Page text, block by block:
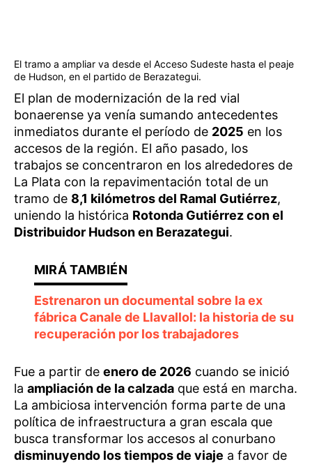
El tramo a ampliar va desde el Acceso Sudeste hasta el peaje
de Hudson, en el partido de Berazategui.
El plan de modernización de la red vial
bonaerense ya venía sumando antecedentes
inmediatos durante el período de 2025 en los
accesos de la región. El año pasado, los
trabajos se concentraron en los alrededores de
La Plata con la repavimentación total de un
tramo de 8,1 kilómetros del Ramal Gutiérrez,
uniendo la histórica Rotonda Gutiérrez con el
Distribuidor Hudson en Berazategui.
Estrenaron un documental sobre la ex
fábrica Canale de Llavallol: la historia de su
recuperación por los trabajadores
Fue a partir de enero de 2026 cuando se inició
la ampliación de la calzada que está en marcha.
La ambiciosa intervención forma parte de una
política de infraestructura a gran escala que
busca transformar los accesos al conurbano
disminuyendo los tiempos de viaje a favor de